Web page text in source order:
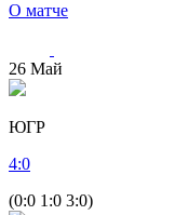
О матче
26 Май
ЮГР
4:0
(0:0 1:0 3:0)